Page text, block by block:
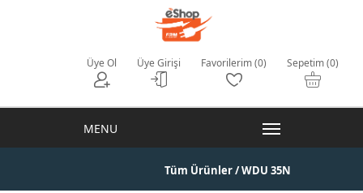
Üye Ol Üye Girişi Favorilerim (0) Sepetim (0)
Tüm Ürünler/ WDU 35N